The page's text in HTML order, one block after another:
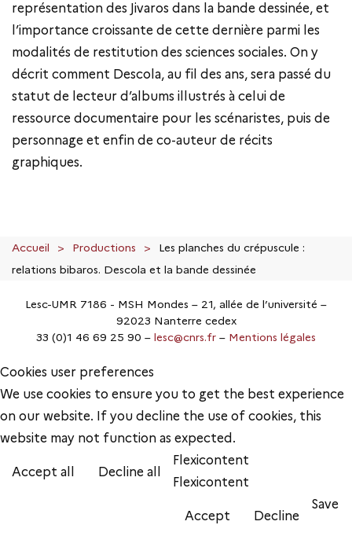
représentation des Jivaros dans la bande dessinée, et
l’importance croissante de cette dernière parmi les
modalités de restitution des sciences sociales. On y
décrit comment Descola, au fil des ans, sera passé du
statut de lecteur d’albums illustrés à celui de
ressource documentaire pour les scénaristes, puis de
personnage et enfin de co-auteur de récits
graphiques.
Accueil Productions
Les planches du crépuscule :
relations bibaros. Descola et la bande dessinée
Lesc-UMR 7186 - MSH Mondes – 21, allée de l’université –
92023 Nanterre cedex
33 (0)1 46 69 25 90 – lesc@cnrs.fr – Mentions légales
Cookies user preferences
We use cookies to ensure you to get the best experience
on our website. If you decline the use of cookies, this
website may not function as expected.
Accept all Decline all
Flexicontent
Flexicontent
Accept Decline
Save